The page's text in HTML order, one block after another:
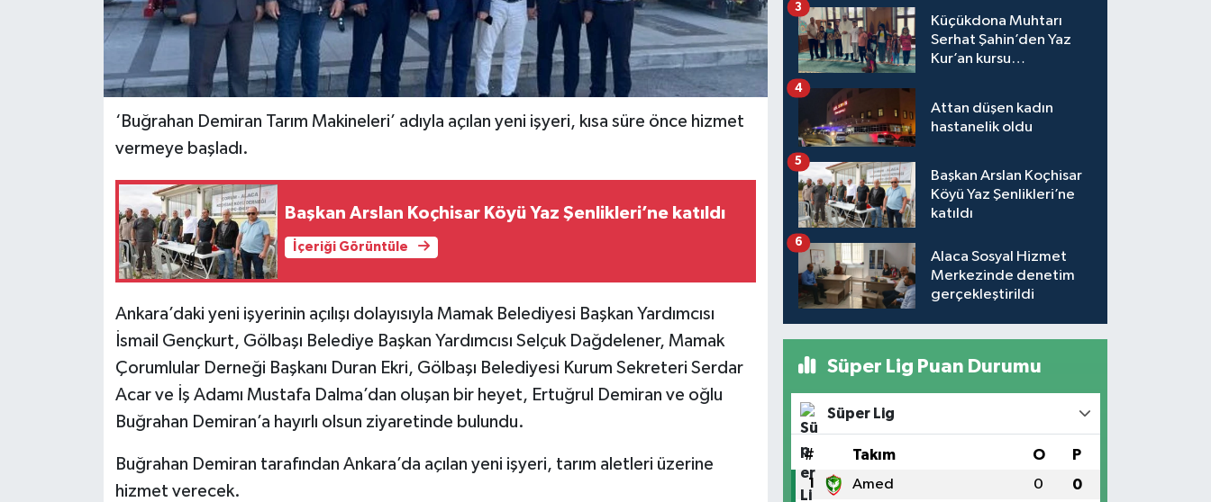
‘Buğrahan Demiran Tarım Makineleri’ adıyla açılan yeni işyeri, kısa süre önce hizmet
vermeye başladı.
Başkan Arslan Koçhisar Köyü Yaz Şenlikleri’ne katıldı
İçeriği Görüntüle
Ankara’daki yeni işyerinin açılışı dolayısıyla Mamak Belediyesi Başkan Yardımcısı
İsmail Gençkurt, Gölbaşı Belediye Başkan Yardımcısı Selçuk Dağdelener, Mamak
Çorumlular Derneği Başkanı Duran Ekri, Gölbaşı Belediyesi Kurum Sekreteri Serdar
Acar ve İş Adamı Mustafa Dalma’dan oluşan bir heyet, Ertuğrul Demiran ve oğlu
Buğrahan Demiran’a hayırlı olsun ziyaretinde bulundu.
Buğrahan Demiran tarafından Ankara’da açılan yeni işyeri, tarım aletleri üzerine
hizmet verecek.
Küçükdona Muhtarı
Serhat Şahin’den Yaz
Kur’an kursu
3
Attan düşen kadın
hastanelik oldu
4
Başkan Arslan Koçhisar
Köyü Yaz Şenlikleri’ne
katıldı
5
Alaca Sosyal Hizmet
Merkezinde denetim
gerçekleştirildi
6
Süper Lig Puan Durumu
Süper Lig
# Takım O P
1 Amed 0 0